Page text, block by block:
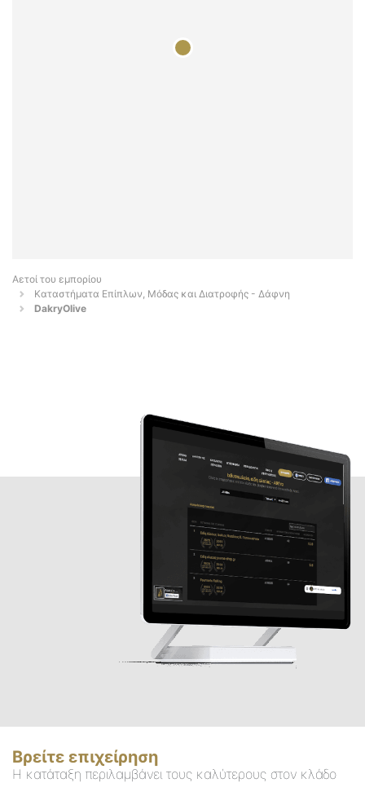
Αετοί του εμπορίου
Καταστήματα Επίπλων, Μόδας και Διατροφής - Δάφνη
DakryOlive
Βρείτε επιχείρηση
Η κατάταξη περιλαμβάνει τους καλύτερους στον κλάδο